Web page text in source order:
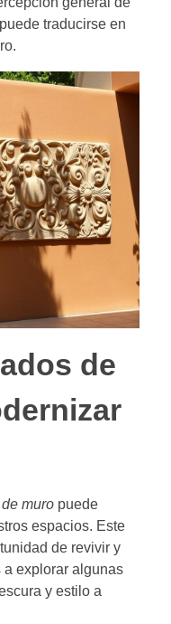
traducirse en
de
muro puede
espacios. Este
de revivir y
a explorar algunas
y estilo a